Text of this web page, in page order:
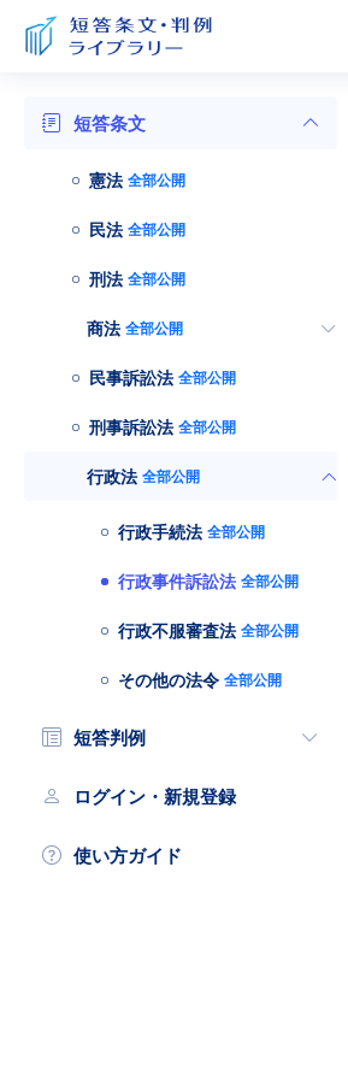
短答条文
憲法 全部公開
民法 全部公開
刑法 全部公開
商法 全部公開
民事訴訟法 全部公開
刑事訴訟法 全部公開
行政法 全部公開
行政手続法 全部公開
行政事件訴訟法 全部公開
行政不服審査法 全部公開
その他の法令 全部公開
短答判例
ログイン・新規登録
使い方ガイド